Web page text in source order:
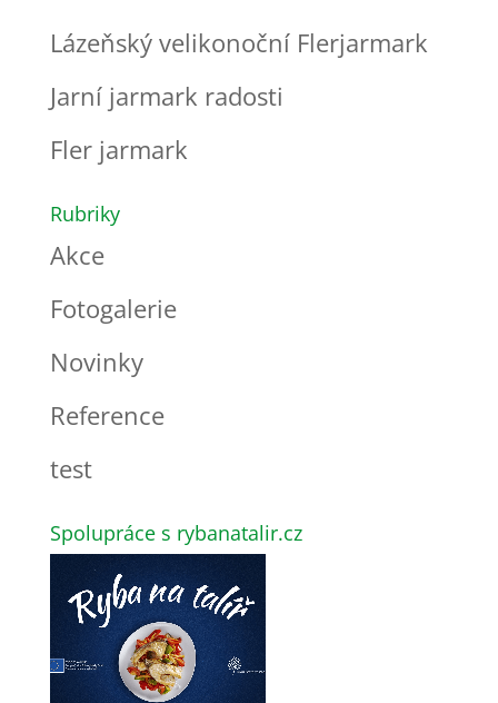
Lázeňský velikonoční Flerjarmark
Jarní jarmark radosti
Fler jarmark
Rubriky
Akce
Fotogalerie
Novinky
Reference
test
Spolupráce s rybanatalir.cz